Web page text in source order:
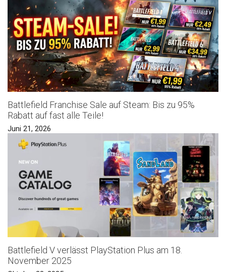
Battlefield Franchise Sale auf Steam: Bis zu 95%
Rabatt auf fast alle Teile!
Juni 21, 2026
Battlefield V verlässt PlayStation Plus am 18.
November 2025